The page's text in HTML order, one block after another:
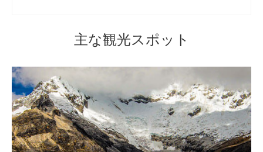
主な観光スポット